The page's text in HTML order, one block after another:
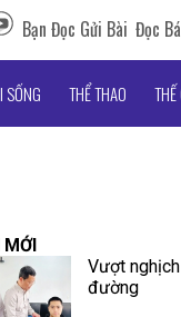
Bạn Đọc Gửi Bài Đọc
SỐNG THỂ THAO THẾ
Vượt
đường